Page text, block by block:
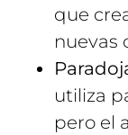
que
nuevas
utiliza
pero el